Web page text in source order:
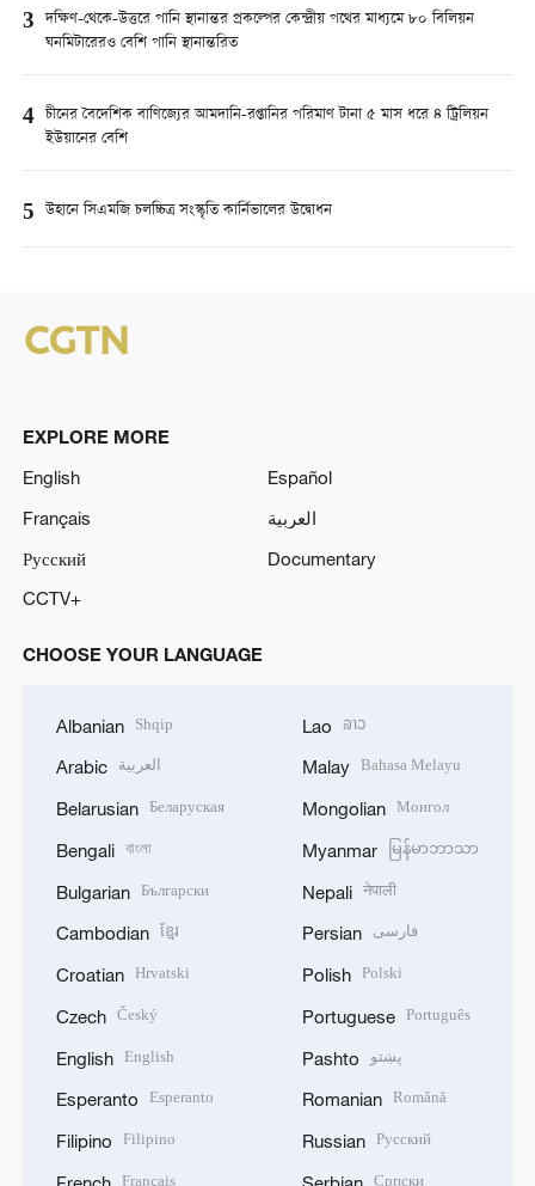
3 দক্ষিণ-থেকে-উত্তরে পানি স্থানান্তর প্রকল্পের কেন্দ্রীয় পথের মাধ্যমে ৮০ বিলিয়ন
ঘনমিটারেরও বেশি পানি স্থানান্তরিত
4 চীনের বৈদেশিক বাণিজ্যের আমদানি-রপ্তানির পরিমাণ টানা ৫ মাস ধরে ৪ ট্রিলিয়ন
ইউয়ানের বেশি
5 উহানে সিএমজি চলচ্চিত্র সংস্কৃতি কার্নিভালের উদ্বোধন
EXPLORE MORE
English
Español
Français
العربية
Русский
Documentary
CCTV+
CHOOSE YOUR LANGUAGE
Albanian Shqip
Arabic العربية
Belarusian Беларуская
Bengali বাংলা
Bulgarian Български
Cambodian ខ្មែរ
Croatian Hrvatski
Czech Český
English English
Esperanto Esperanto
Filipino Filipino
Français
Lao ລາວ
Malay Bahasa Melayu
Mongolian Монгол
Myanmar မြန်မာဘာသာ
Nepali नेपाली
Persian فارسی
Polish Polski
Portuguese Português
Pashto پښتو
Romanian Română
Russian Русский
Српски